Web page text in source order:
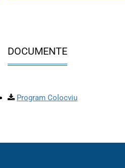
DOCUMENTE
Program Colocviu